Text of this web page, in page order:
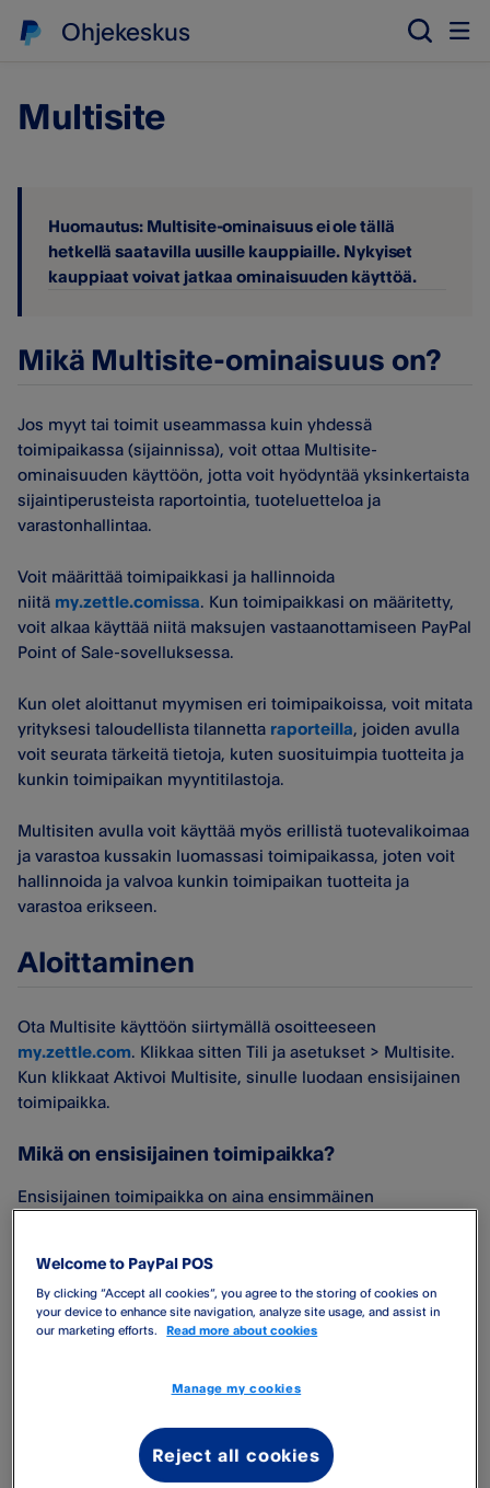
Ohjekeskus
Multisite
Huomautus: Multisite-ominaisuus ei ole tällä
hetkellä saatavilla uusille kauppiaille. Nykyiset
kauppiaat voivat jatkaa ominaisuuden käyttöä.
Mikä Multisite-ominaisuus on?
Jos myyt tai toimit useammassa kuin yhdessä
toimipaikassa (sijainnissa), voit ottaa Multisite-
ominaisuuden käyttöön, jotta voit hyödyntää yksinkertaista
sijaintiperusteista raportointia, tuoteluetteloa ja
varastonhallintaa.
Voit määrittää toimipaikkasi ja hallinnoida
niitä my.zettle.comissa. Kun toimipaikkasi on määritetty,
voit alkaa käyttää niitä maksujen vastaanottamiseen PayPal
Point of Sale-sovelluksessa.
Kun olet aloittanut myymisen eri toimipaikoissa, voit mitata
yrityksesi taloudellista tilannetta raporteilla, joiden avulla
voit seurata tärkeitä tietoja, kuten suosituimpia tuotteita ja
kunkin toimipaikan myyntitilastoja.
Multisiten avulla voit käyttää myös erillistä tuotevalikoimaa
ja varastoa kussakin luomassasi toimipaikassa, joten voit
hallinnoida ja valvoa kunkin toimipaikan tuotteita ja
varastoa erikseen.
Aloittaminen
Ota Multisite käyttöön siirtymällä osoitteeseen
my.zettle.com. Klikkaa sitten Tili ja asetukset > Multisite.
Kun klikkaat Aktivoi Multisite, sinulle luodaan ensisijainen
toimipaikka.
Mikä on ensisijainen toimipaikka?
Ensisijainen toimipaikka on aina ensimmäinen
Kaikki tapahtumat, jotka on suoritettu ennen Multisiten
aktivointia, ryhmitellään ensisijaiseen toimipaikkaan
Ensisijaista toimipaikkaa ei voi poistaa käytöstä, koska
vähintään yhden toimipaikan on oltava aktiivinen.
Jos myyt myös verkossa (esim. BigCommercessa tai
Welcome to PayPal POS
By clicking “Accept all cookies”, you agree to the storing of cookies on
your device to enhance site navigation, analyze site usage, and assist in
our marketing efforts.
Read more about cookies
Manage my cookies
Reject all cookies